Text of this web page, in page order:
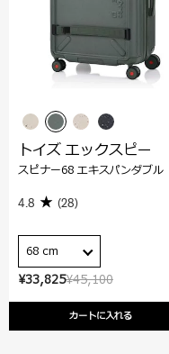
¥45,100
¥33,825
カートに入れる
トイズ エックスピー
スピナー68 エキスパンダブル
4.8 (28)
68 cm